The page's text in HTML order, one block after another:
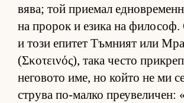
вя­ва; той при­е­мал
на про­рок и езика на фи­ло­соф.
и този епи­тет Тъм­ният или
(Σκοτεινός), така често
не­го­вото име, но който не ми
струва по-малко пре­у­ве­ли­чен: